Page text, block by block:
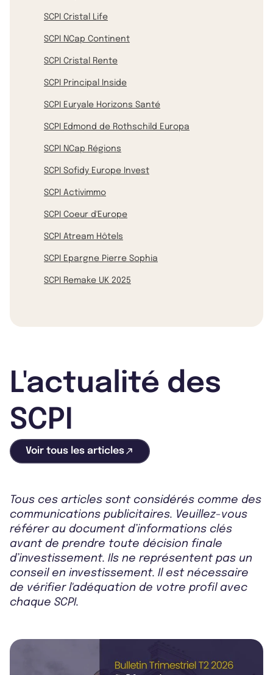
SCPI Cristal Life
SCPI NCap Continent
SCPI Cristal Rente
SCPI Principal Inside
SCPI Euryale Horizons Santé
SCPI Edmond de Rothschild Europa
SCPI NCap Régions
SCPI Sofidy Europe Invest
SCPI Activimmo
SCPI Coeur d'Europe
SCPI Atream Hôtels
SCPI Epargne Pierre Sophia
SCPI Remake UK 2025
L'actualité des
SCPI
Voir tous les articles
Tous ces articles sont considérés comme des
communications publicitaires. Veuillez-vous
référer au document d’informations clés
avant de prendre toute décision finale
d’investissement. Ils ne représentent pas un
conseil en investissement. Il est nécessaire
de vérifier l'adéquation de votre profil avec
chaque SCPI.